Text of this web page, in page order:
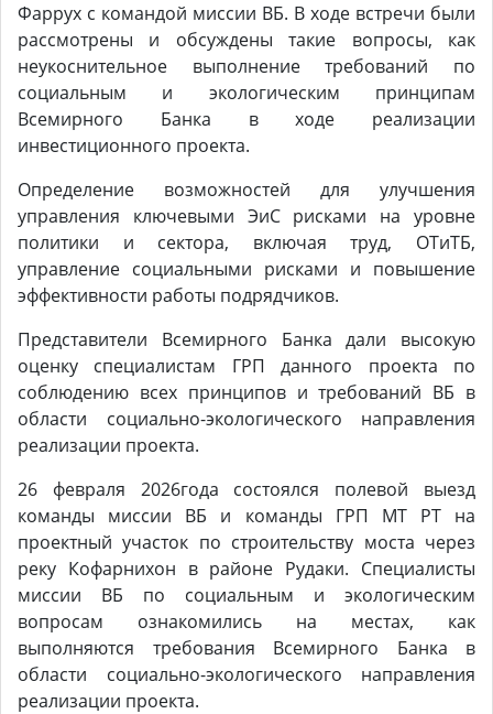
Фаррух с командой миссии ВБ. В ходе встречи были
рассмотрены и обсуждены такие вопросы, как
неукоснительное выполнение требований по
социальным и экологическим принципам
Всемирного Банка в ходе реализации
инвестиционного проекта.
Определение возможностей для улучшения
управления ключевыми ЭиС рисками на уровне
политики и сектора, включая труд, ОТиТБ,
управление социальными рисками и повышение
эффективности работы подрядчиков.
Представители Всемирного Банка дали высокую
оценку специалистам ГРП данного проекта по
соблюдению всех принципов и требований ВБ в
области социально-экологического направления
реализации проекта.
26 февраля 2026года состоялся полевой выезд
команды миссии ВБ и команды ГРП МТ РТ на
проектный участок по строительству моста через
реку Кофарнихон в районе Рудаки. Специалисты
миссии ВБ по социальным и экологическим
вопросам ознакомились на местах, как
выполняются требования Всемирного Банка в
области социально-экологического направления
реализации проекта.